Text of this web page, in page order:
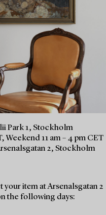
Park 1, Stockholm
Weekend 11 am – 4 pm CET
2, Stockholm
your item at Arsenalsgatan 2
the following days: